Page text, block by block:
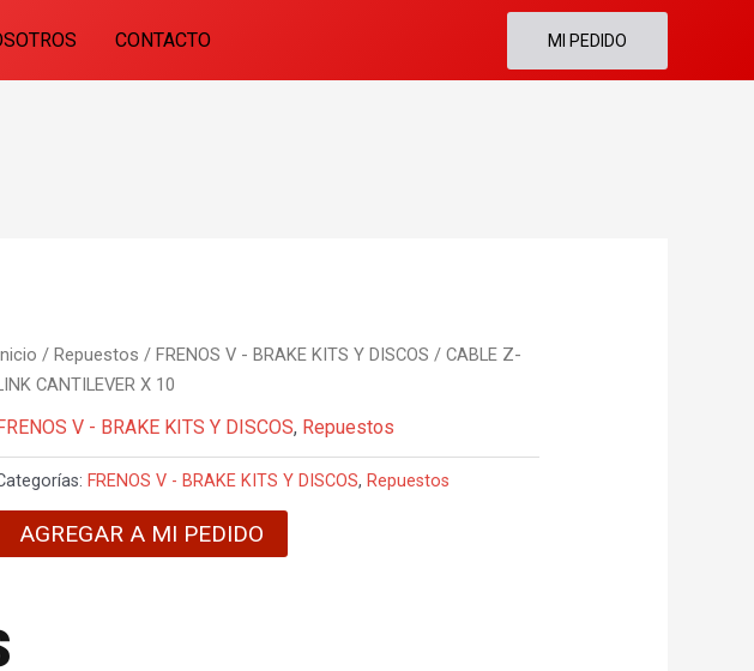
CONTACTO MI PEDIDO
Inicio / Repuestos / FRENOS V - BRAKE KITS Y DISCOS / CABLE Z-
CANTILEVER X 10
FRENOS V - BRAKE KITS Y DISCOS, Repuestos
FRENOS V - BRAKE KITS Y DISCOS, Repuestos
AGREGAR A MI PEDIDO